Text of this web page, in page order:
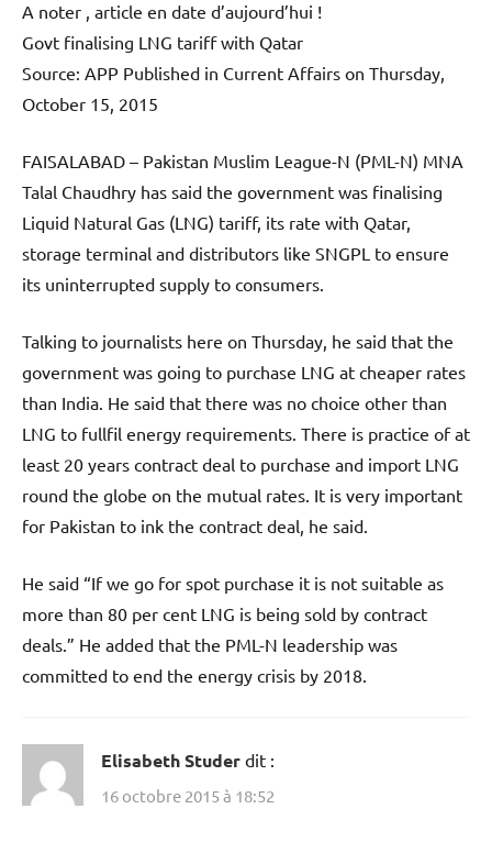
A noter , article en date d’aujourd’hui !
Govt finalising LNG tariff with Qatar
Source: APP Published in Current Affairs on Thursday,
October 15, 2015
FAISALABAD – Pakistan Muslim League-N (PML-N) MNA
Talal Chaudhry has said the government was finalising
Liquid Natural Gas (LNG) tariff, its rate with Qatar,
storage terminal and distributors like SNGPL to ensure
its uninterrupted supply to consumers.
Talking to journalists here on Thursday, he said that the
government was going to purchase LNG at cheaper rates
than India. He said that there was no choice other than
LNG to fullfil energy requirements. There is practice of at
least 20 years contract deal to purchase and import LNG
round the globe on the mutual rates. It is very important
for Pakistan to ink the contract deal, he said.
He said “If we go for spot purchase it is not suitable as
more than 80 per cent LNG is being sold by contract
deals.” He added that the PML-N leadership was
committed to end the energy crisis by 2018.
Elisabeth Studer dit :
16 octobre 2015 à 18:52